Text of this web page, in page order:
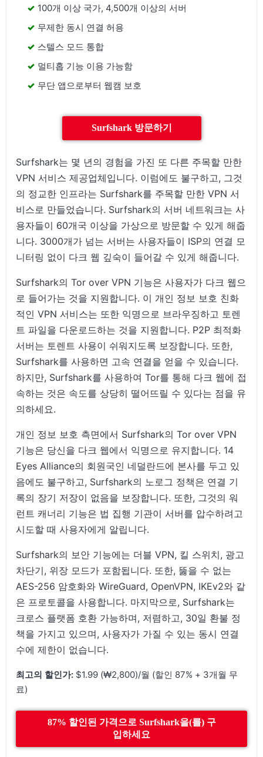
100개 이상 국가, 4,500개 이상의 서버
무제한 동시 연결 허용
스텔스 모드 통합
멀티홉 기능 이용 가능함
무단 앱으로부터 웹캠 보호
Surfshark 방문하기
Surfshark는 몇 년의 경험을 가진 또 다른 주목할 만한
VPN 서비스 제공업체입니다. 이럼에도 불구하고, 그것
의 정교한 인프라는 Surfshark를 주목할 만한 VPN 서
비스로 만들었습니다. Surfshark의 서버 네트워크는 사
용자들이 60개국 이상을 가상으로 방문할 수 있게 해줍
니다. 3000개가 넘는 서버는 사용자들이 ISP의 연결 모
니터링 없이 다크 웹 깊숙이 들어갈 수 있게 해줍니다.
Surfshark의 Tor over VPN 기능은 사용자가 다크 웹으
로 들어가는 것을 지원합니다. 이 개인 정보 보호 친화
적인 VPN 서비스는 또한 익명으로 브라우징하고 토렌
트 파일을 다운로드하는 것을 지원합니다. P2P 최적화
서버는 토렌트 사용이 쉬워지도록 보장합니다. 또한,
Surfshark를 사용하면 고속 연결을 얻을 수 있습니다.
하지만, Surfshark를 사용하여 Tor를 통해 다크 웹에 접
속하는 것은 속도를 상당히 떨어뜨릴 수 있다는 점을 유
의하세요.
개인 정보 보호 측면에서 Surfshark의 Tor over VPN
기능은 당신을 다크 웹에서 익명으로 유지합니다. 14
Eyes Alliance의 회원국인 네덜란드에 본사를 두고 있
음에도 불구하고, Surfshark의 노로그 정책은 연결 기
록의 장기 저장이 없음을 보장합니다. 또한, 그것의 워
런트 캐너리 기능은 법 집행 기관이 서버를 압수하려고
시도할 때 사용자에게 알립니다.
Surfshark의 보안 기능에는 더블 VPN, 킬 스위치, 광고
차단기, 위장 모드가 포함됩니다. 또한, 뚫을 수 없는
AES-256 암호화와 WireGuard, OpenVPN, IKEv2와 같
은 프로토콜을 사용합니다. 마지막으로, Surfshark는
크로스 플랫폼 호환 가능하며, 저렴하고, 30일 환불 정
책을 가지고 있으며, 사용자가 가질 수 있는 동시 연결
수에 제한이 없습니다.
최고의 할인가: $1.99 (₩2,800)/월 (할인 87% + 3개월 무
료)
87% 할인된 가격으로 Surfshark을(를) 구
입하세요